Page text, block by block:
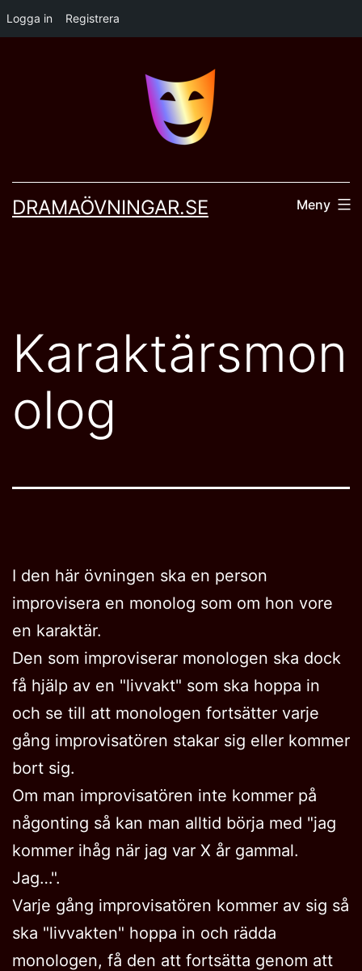
Logga in Registrera
DRAMAÖVNINGAR.SE Meny
Karaktärsmon
olog
I den här övningen ska en person
improvisera en monolog som om hon vore
en karaktär.
Den som improviserar monologen ska dock
få hjälp av en "livvakt" som ska hoppa in
och se till att monologen fortsätter varje
gång improvisatören stakar sig eller kommer
bort sig.
Om man improvisatören inte kommer på
någonting så kan man alltid börja med "jag
kommer ihåg när jag var X år gammal.
Jag…".
Varje gång improvisatören kommer av sig så
ska "livvakten" hoppa in och rädda
monologen, få den att fortsätta genom att